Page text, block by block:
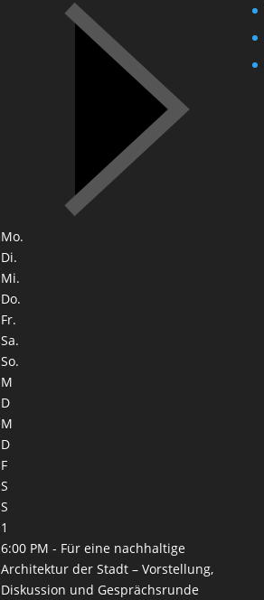
Mo.
Di.
Mi.
Do.
Fr.
Sa.
So.
M
D
M
D
F
S
S
1
6:00 PM - Für eine nachhaltige
Architektur der Stadt – Vorstellung,
Diskussion und Gesprächsrunde